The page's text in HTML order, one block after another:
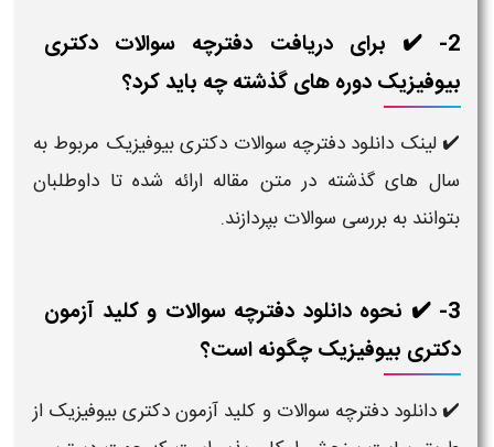
2- ✔️ برای دریافت دفترچه سوالات دکتری
بیوفیزیک دوره‌ های گذشته چه باید کرد؟
✔️ لینک دانلود دفترچه سوالات دکتری بیوفیزیک مربوط به
سال‌ های گذشته در متن مقاله ارائه شده تا داوطلبان
بتوانند به بررسی سوالات بپردازند.
3- ✔️ نحوه دانلود دفترچه سوالات و کلید آزمون
دکتری بیوفیزیک چگونه است؟
✔️ دانلود دفترچه سوالات و کلید آزمون دکتری بیوفیزیک از